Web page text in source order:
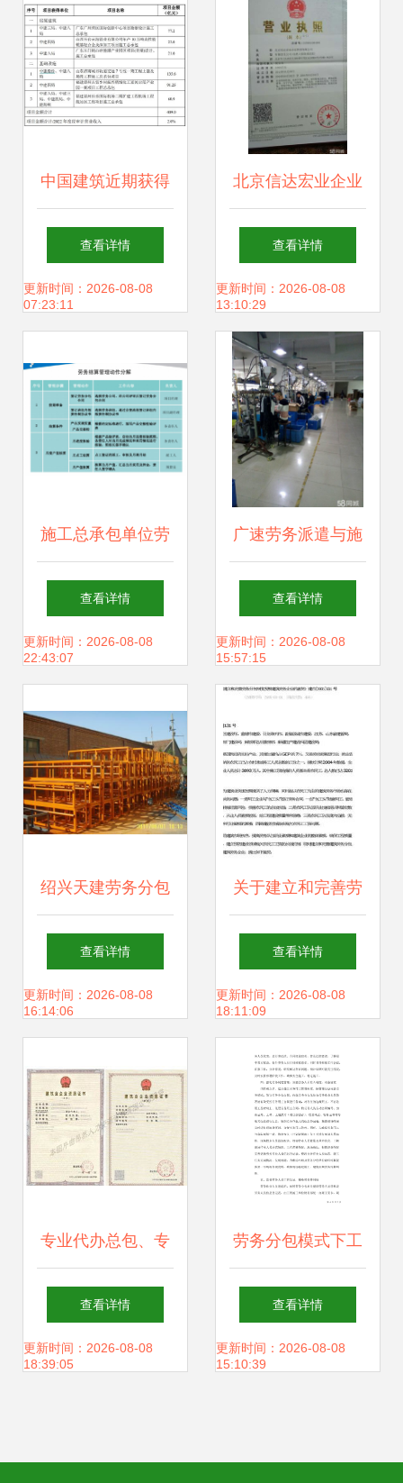
中国建筑近期获得
合计409亿元重大
项目，劳务分包市
查看详情
更新时间：2026-08-08
07:23:11
北京信达宏业企业
管理在施工总承包
中的实践与优势
查看详情
更新时间：2026-08-08
13:10:29
施工总承包单位劳
务结算资料编制与
管理指南
查看详情
更新时间：2026-08-08
22:43:07
广速劳务派遣与施
工总承包 强强联手
打造建筑行业新业
态
查看详情
更新时间：2026-08-08
15:57:15
绍兴天建劳务分包
扎根于世界工厂网
的务实典范
查看详情
更新时间：2026-08-08
16:14:06
关于建立和完善劳
务分包制度发展建
筑劳务企业的意见
查看详情
更新时间：2026-08-08
18:11:09
专业代办总包、专
业承包与劳务分包
资质全解析 一站式
查看详情
更新时间：2026-08-08
18:39:05
劳务分包模式下工
程项目劳务管理控
制措施
查看详情
更新时间：2026-08-08
15:10:39